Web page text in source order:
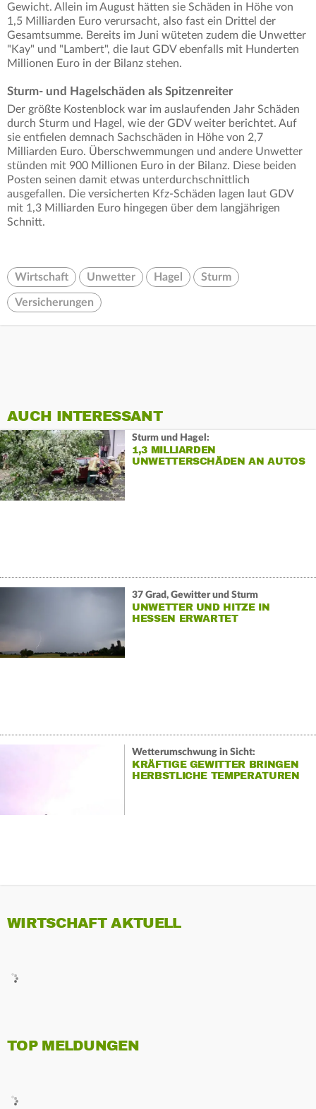
Gewicht. Allein im August hätten sie Schäden in Höhe von
1,5 Milliarden Euro verursacht, also fast ein Drittel der
Gesamtsumme. Bereits im Juni wüteten zudem die Unwetter
"Kay" und "Lambert", die laut GDV ebenfalls mit Hunderten
Millionen Euro in der Bilanz stehen.
Sturm- und Hagelschäden als Spitzenreiter
Der größte Kostenblock war im auslaufenden Jahr Schäden
durch Sturm und Hagel, wie der GDV weiter berichtet. Auf
sie entfielen demnach Sachschäden in Höhe von 2,7
Milliarden Euro. Überschwemmungen und andere Unwetter
stünden mit 900 Millionen Euro in der Bilanz. Diese beiden
Posten seinen damit etwas unterdurchschnittlich
ausgefallen. Die versicherten Kfz-Schäden lagen laut GDV
mit 1,3 Milliarden Euro hingegen über dem langjährigen
Schnitt.
Wirtschaft Unwetter Hagel Sturm
Versicherungen
AUCH INTERESSANT
Sturm und Hagel:
1,3 MILLIARDEN
UNWETTERSCHÄDEN AN AUTOS
37 Grad, Gewitter und Sturm
UNWETTER UND HITZE IN
HESSEN ERWARTET
Wetterumschwung in Sicht:
KRÄFTIGE GEWITTER BRINGEN
HERBSTLICHE TEMPERATUREN
WIRTSCHAFT AKTUELL
TOP MELDUNGEN